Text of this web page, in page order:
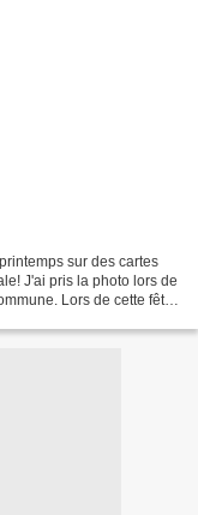
sur des cartes
J'ai pris la photo lors de
Lors de cette fête